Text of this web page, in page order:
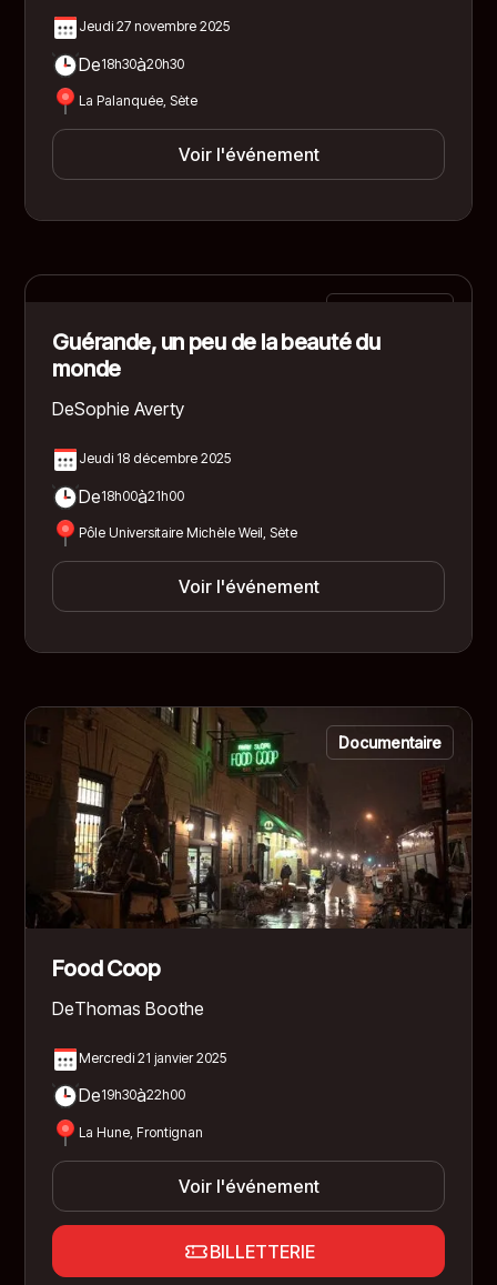
Jeudi 27 novembre 2025
De18h30à20h30
La Palanquée, Sète
Voir l'événement
Guérande, un peu de la beauté du
monde
DeSophie Averty
Jeudi 18 décembre 2025
De18h00à21h00
Pôle Universitaire Michèle Weil, Sète
Voir l'événement
Documentaire
Food Coop
DeThomas Boothe
Mercredi 21 janvier 2025
De19h30à22h00
La Hune, Frontignan
Voir l'événement
BILLETTERIE